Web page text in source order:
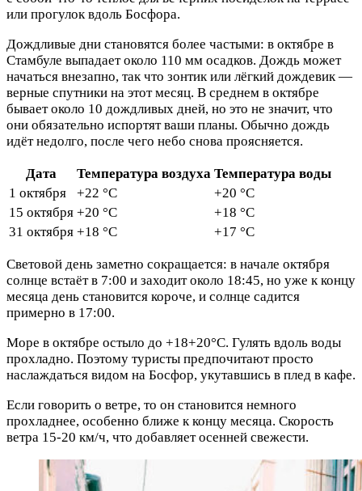
или прогулок вдоль Босфора.
Дождливые дни становятся более частыми: в октябре в
Стамбуле выпадает около 110 мм осадков. Дождь может
начаться внезапно, так что зонтик или лёгкий дождевик —
верные спутники на этот месяц. В среднем в октябре
бывает около 10 дождливых дней, но это не значит, что
они обязательно испортят ваши планы. Обычно дождь
идёт недолго, после чего небо снова проясняется.
Дата Температура воздуха Температура воды
1 октября
+22 °C
+20 °C
15 октября +20 °C
+18 °C
31 октября +18 °C +17 °C
Световой день заметно сокращается: в начале октября
солнце встаёт в 7:00 и заходит около 18:45, но уже к концу
месяца день становится короче, и солнце садится
примерно в 17:00.
Море в октябре остыло до +18+20°C. Гулять вдоль воды
прохладно. Поэтому туристы предпочитают просто
наслаждаться видом на Босфор, укутавшись в плед в кафе.
Если говорить о ветре, то он становится немного
прохладнее, особенно ближе к концу месяца. Скорость
ветра 15-20 км/ч, что добавляет осенней свежести.